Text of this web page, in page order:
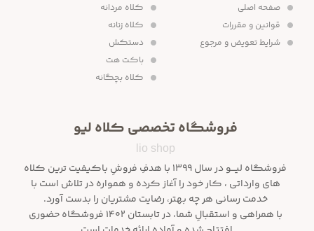
صفحه اصلی
قوانین و مقررات
شرایط تعویض و مرجوع
کلاه مردانه
کلاه زنانه
دستکش
باکت هت
کلاه بچگانه
فروشگاه تخصصی کلاه لیو
lio shop
فروشگاه لیـــو در سال ۱۳۹۹ با هدفِ فروشِ باکیفیت ترین کلاه
های وارداتی ، کار خود را آغاز کرده و همواره در تلاش است با
خدمت رسانی هر چه بهتر، رضایت مشتریان را بدست آورد.
با همراهی و استقبالِ شما، در تابستان ۱۴۰۲ فروشگاه حضوری